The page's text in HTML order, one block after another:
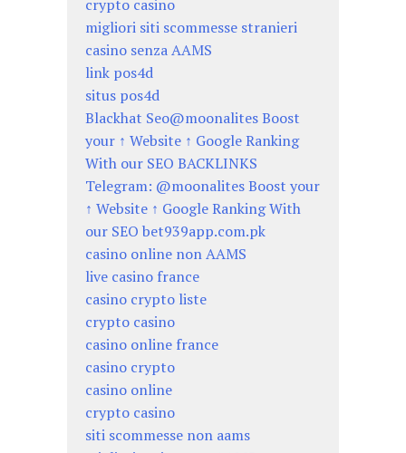
crypto casino
migliori siti scommesse stranieri
casino senza AAMS
link pos4d
situs pos4d
Blackhat Seo@moonalites Boost
your ↑ Website ↑ Google Ranking
With our SEO BACKLINKS
Telegram: @moonalites Boost your
↑ Website ↑ Google Ranking With
our SEO bet939app.com.pk
casino online non AAMS
live casino france
casino crypto liste
crypto casino
casino online france
casino crypto
casino online
crypto casino
siti scommesse non aams